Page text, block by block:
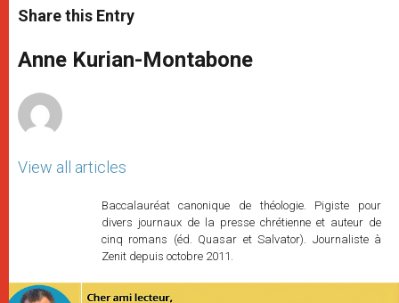
t
s
p
p
s
e
g
e
e
b
o
k
r
Share this Entry
Anne Kurian-Montabone
View all articles
Baccalauréat canonique de théologie. Pigiste pour
divers journaux de la presse chrétienne et auteur de
cinq romans (éd. Quasar et Salvator). Journaliste à
Zenit depuis octobre 2011.